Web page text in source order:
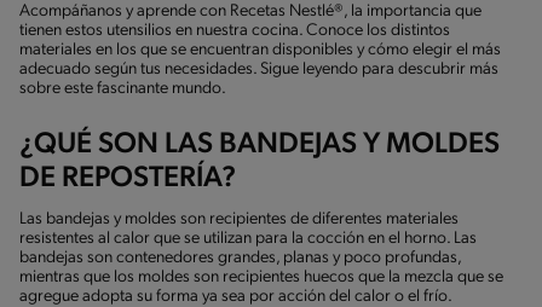
Acompáñanos y aprende con Recetas Nestlé®, la importancia que
tienen estos utensilios en nuestra cocina. Conoce los distintos
materiales en los que se encuentran disponibles y cómo elegir el más
adecuado según tus necesidades. Sigue leyendo para descubrir más
sobre este fascinante mundo.
¿QUÉ SON LAS BANDEJAS Y MOLDES
DE REPOSTERÍA?
Las bandejas y moldes son recipientes de diferentes materiales
resistentes al calor que se utilizan para la cocción en el horno. Las
bandejas son contenedores grandes, planas y poco profundas,
mientras que los moldes son recipientes huecos que la mezcla que se
agregue adopta su forma ya sea por acción del calor o el frío.